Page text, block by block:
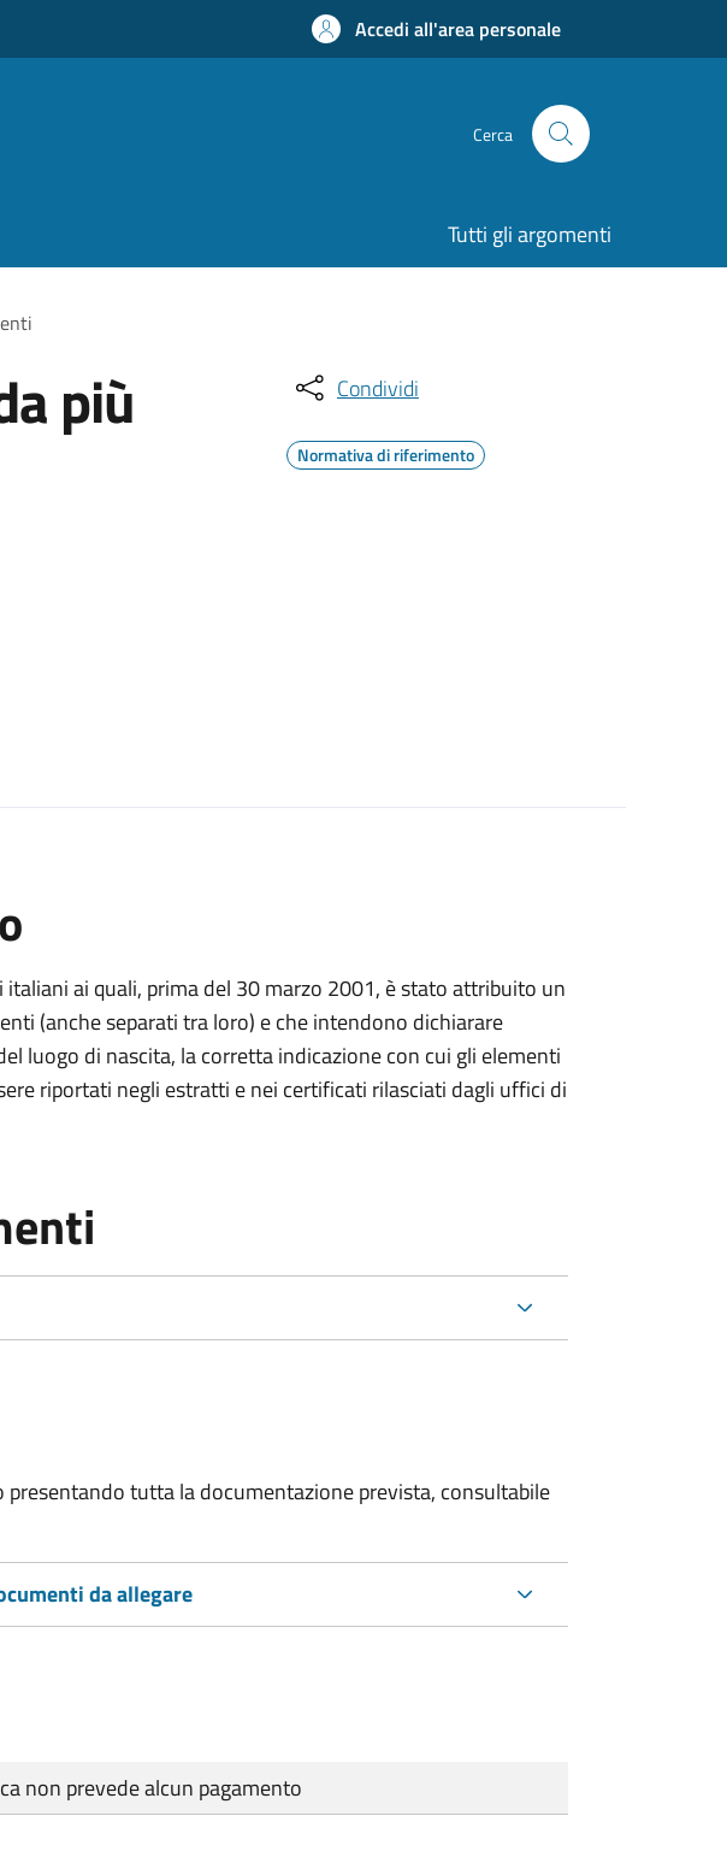
Accedi all'area personale
Cerca
Tutti gli argomenti
più Condividi
Normativa di riferimento
ai quali, prima del 30 marzo 2001, è stato attribuito un
(anche separati tra loro) e che intendono dichiarare
luogo di nascita, la corretta indicazione con cui gli elementi
riportati negli estratti e nei certificati rilasciati dagli uffici di
presentando tutta la documentazione prevista, consultabile
da allegare
non prevede alcun pagamento